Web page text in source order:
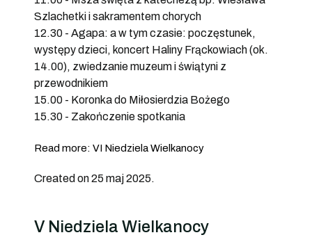
Szlachetki i sakramentem chorych
12.30 - Agapa: a w tym czasie: poczęstunek,
występy dzieci, koncert Haliny Frąckowiach (ok.
14.00), zwiedzanie muzeum i świątyni z
przewodnikiem
15.00 - Koronka do Miłosierdzia Bożego
15.30 - Zakończenie spotkania
Read more: VI Niedziela Wielkanocy
Created on 25 maj 2025.
V Niedziela Wielkanocy